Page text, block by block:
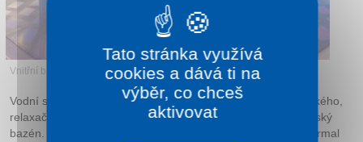
Vnitřní bazén
Vodní svět se skládá ze 3 hlavních vnitřních bazénů, plaveckého,
relaxačního a masážního. Pro děti do 5 let zde najdete i dětský
bazén. Ve venkovním areálu na Vás čeká pýcha celého Thermal
Tato stránka využívá
cookies a dává ti na
výběr, co chceš
aktivovat